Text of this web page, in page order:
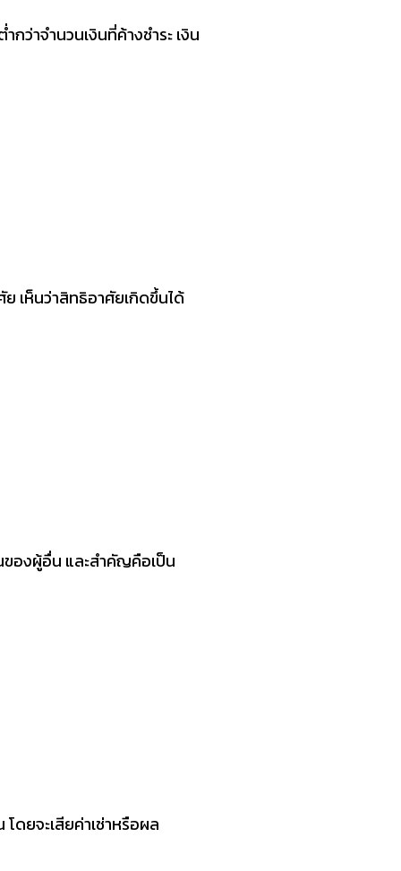
ว่าจำนวนเงินที่ค้างชำระ เงิน
เห็นว่าสิทธิอาศัยเกิดขึ้นได้
องผู้อื่น และสำคัญคือเป็น
ดยจะเสียค่าเช่าหรือผล